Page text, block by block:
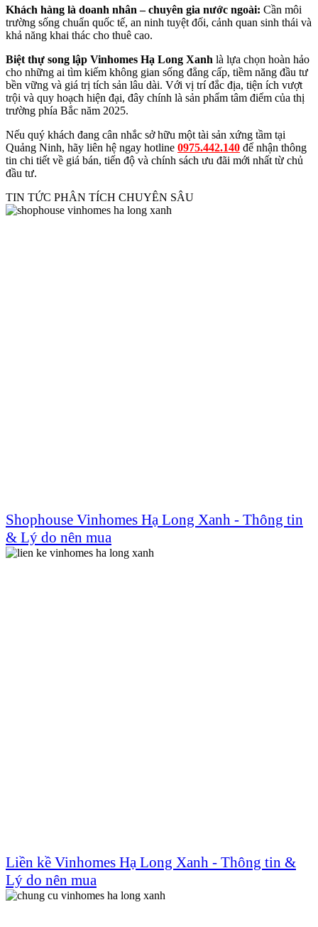
Khách hàng là doanh nhân – chuyên gia nước ngoài: Cần môi
trường sống chuẩn quốc tế, an ninh tuyệt đối, cảnh quan sinh thái và
khả năng khai thác cho thuê cao.
Biệt thự song lập Vinhomes Hạ Long Xanh là lựa chọn hoàn hảo
cho những ai tìm kiếm không gian sống đẳng cấp, tiềm năng đầu tư
bền vững và giá trị tích sản lâu dài. Với vị trí đắc địa, tiện ích vượt
trội và quy hoạch hiện đại, đây chính là sản phẩm tâm điểm của thị
trường phía Bắc năm 2025.
Nếu quý khách đang cân nhắc sở hữu một tài sản xứng tầm tại
Quảng Ninh, hãy liên hệ ngay hotline 0975.442.140 để nhận thông
tin chi tiết về giá bán, tiến độ và chính sách ưu đãi mới nhất từ chủ
đầu tư.
TIN TỨC PHÂN TÍCH CHUYÊN SÂU
Shophouse Vinhomes Hạ Long Xanh - Thông tin
& Lý do nên mua
Liền kề Vinhomes Hạ Long Xanh - Thông tin &
Lý do nên mua